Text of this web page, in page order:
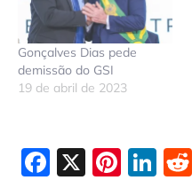
Gonçalves Dias pede
demissão do GSI
19 de abril de 2023
Facebook
X